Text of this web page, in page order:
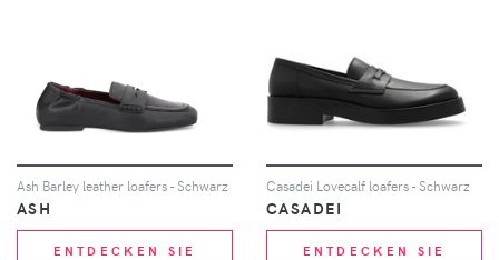
Ash Barley leather loafers - Schwarz
ASH
ENTDECKEN SIE
Casadei Lovecalf loafers - Schwarz
CASADEI
ENTDECKEN SIE